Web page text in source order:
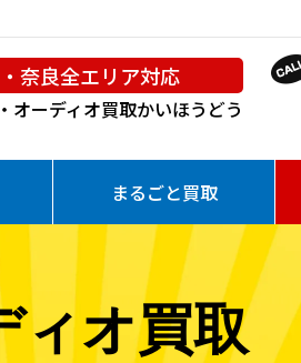
奈良全エリア対応
オーディオ買取かいほうどう
まるごと買取
ィオ買取